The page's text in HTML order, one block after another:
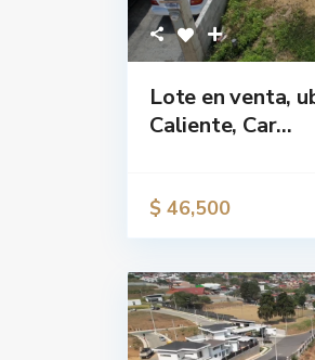
Lote en venta,
Caliente, Car...
$ 46,500